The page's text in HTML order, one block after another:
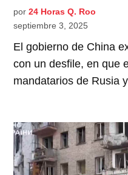
por 24 Horas Q. Roo
septiembre 3, 2025
El gobierno de China
con un desfile, en que
mandatarios de Rusia